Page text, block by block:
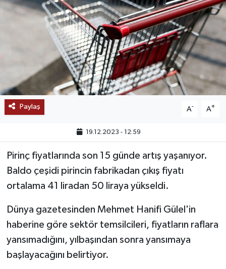
Paylaş A- A+
19.12.2023 - 12:59
Pirinç fiyatlarında son 15 günde artış yaşanıyor.
Baldo çeşidi pirincin fabrikadan çıkış fiyatı
ortalama 41 liradan 50 liraya yükseldi.
Dünya gazetesinden Mehmet Hanifi Gülel'in
haberine göre sektör temsilcileri, fiyatların raflara
yansımadığını, yılbaşından sonra yansımaya
başlayacağını belirtiyor.
SAĞLIK
EĞİTİM
BÖLGE
KEŞFET
TREND
OTOMOTİV